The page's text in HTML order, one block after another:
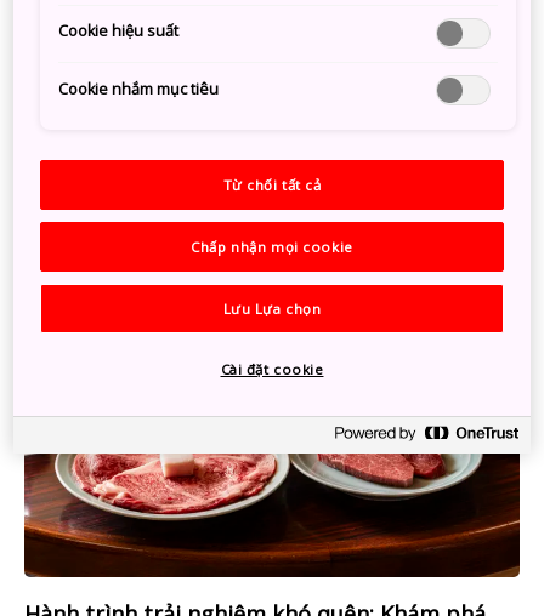
Tokyo hay Osaka. Vì thế, Kyushu trở thành một trong
những vùng chào đón mùa hoa anh đào sớm nhất tại
Cookie hiệu suất
Cookie nhắm mục tiêu
Từ chối tất cả
Chấp nhận mọi cookie
Lưu Lựa chọn
Cài đặt cookie